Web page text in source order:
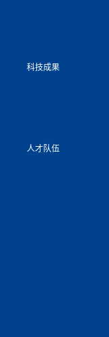
科技成果
人才队伍